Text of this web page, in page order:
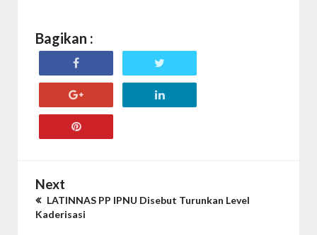
Bagikan :
Next
LATINNAS PP IPNU Disebut Turunkan Level
Kaderisasi